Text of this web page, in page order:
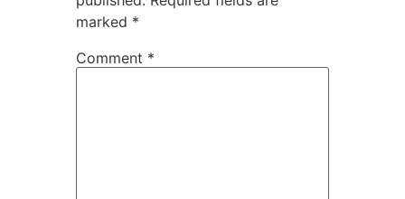
marked *
Comment *